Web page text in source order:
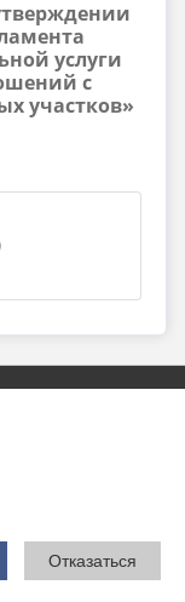
Отказаться
услуги
с
участков»